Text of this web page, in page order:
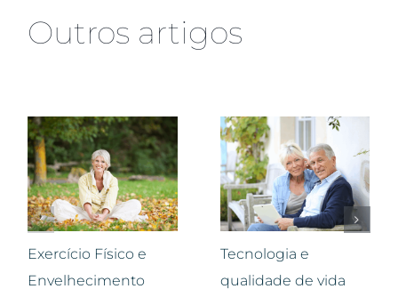
Outros artigos
Exercício Físico e
Envelhecimento
Tecnologia e
qualidade de vida